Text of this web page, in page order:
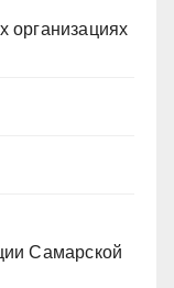
организациях
Самарской